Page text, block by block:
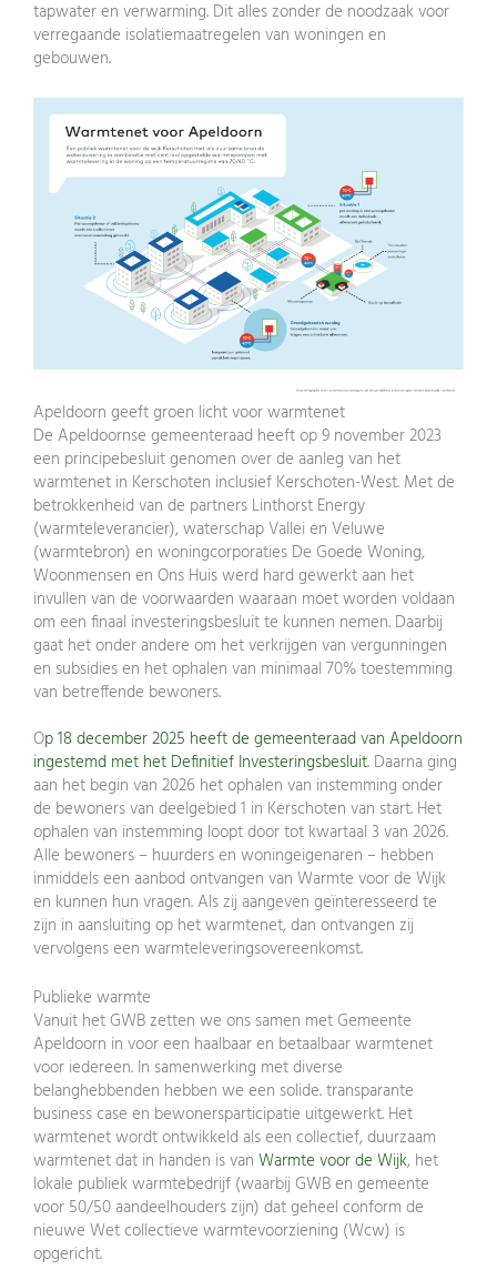
tapwater en verwarming. Dit alles zonder de noodzaak voor
verregaande isolatiemaatregelen van woningen en
gebouwen.
Apeldoorn geeft groen licht voor warmtenet
De Apeldoornse gemeenteraad heeft op 9 november 2023
een principebesluit genomen over de aanleg van het
warmtenet in Kerschoten inclusief Kerschoten-West. Met de
betrokkenheid van de partners Linthorst Energy
(warmteleverancier), waterschap Vallei en Veluwe
(warmtebron) en woningcorporaties De Goede Woning,
Woonmensen en Ons Huis werd hard gewerkt aan het
invullen van de voorwaarden waaraan moet worden voldaan
om een finaal investeringsbesluit te kunnen nemen. Daarbij
gaat het onder andere om het verkrijgen van vergunningen
en subsidies en het ophalen van minimaal 70% toestemming
van betreffende bewoners.
Op 18 december 2025 heeft de gemeenteraad van Apeldoorn
ingestemd met het Definitief Investeringsbesluit. Daarna ging
aan het begin van 2026 het ophalen van instemming onder
de bewoners van deelgebied 1 in Kerschoten van start. Het
ophalen van instemming loopt door tot kwartaal 3 van 2026.
Alle bewoners – huurders en woningeigenaren – hebben
inmiddels een aanbod ontvangen van Warmte voor de Wijk
en kunnen hun vragen. Als zij aangeven geïnteresseerd te
zijn in aansluiting op het warmtenet, dan ontvangen zij
vervolgens een warmteleveringsovereenkomst.
Publieke warmte
Vanuit het GWB zetten we ons samen met Gemeente
Apeldoorn in voor een haalbaar en betaalbaar warmtenet
voor iedereen. In samenwerking met diverse
belanghebbenden hebben we een solide. transparante
business case en bewonersparticipatie uitgewerkt. Het
warmtenet wordt ontwikkeld als een collectief, duurzaam
warmtenet dat in handen is van Warmte voor de Wijk, het
lokale publiek warmtebedrijf (waarbij GWB en gemeente
voor 50/50 aandeelhouders zijn) dat geheel conform de
nieuwe Wet collectieve warmtevoorziening (Wcw) is
opgericht.